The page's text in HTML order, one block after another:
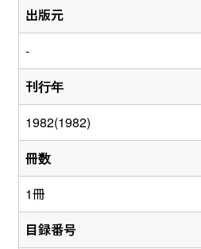
出版元
-
刊行年
1982(1982)
冊数
1冊
目録番号